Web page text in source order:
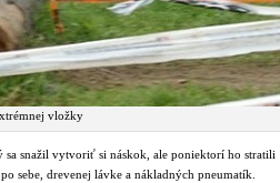
vložky
sa snažil vytvoriť si náskok, ale poniektorí ho stratili
sebe, drevenej lávke a nákladných pneumatík.